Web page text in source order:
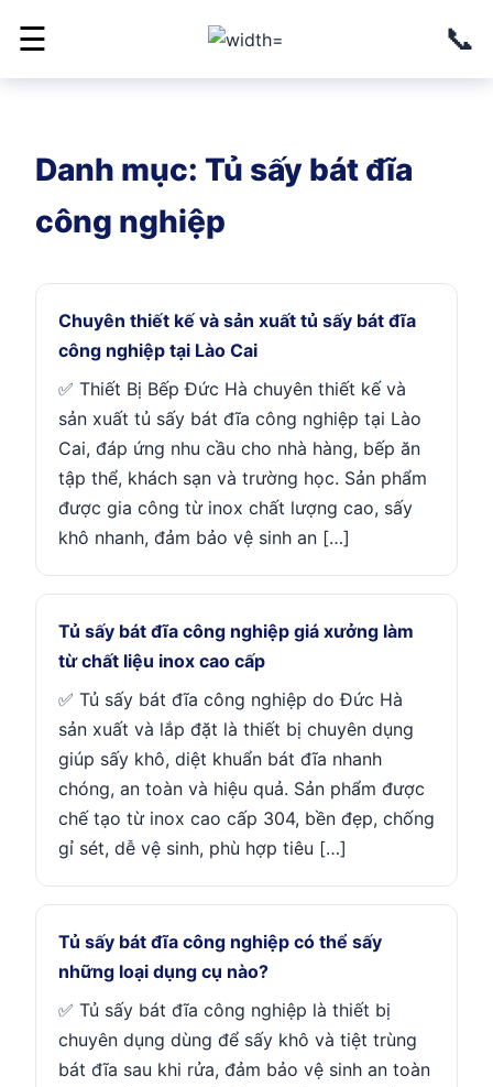
☰ 📞
Danh mục: Tủ sấy bát đĩa
công nghiệp
Chuyên thiết kế và sản xuất tủ sấy bát đĩa
công nghiệp tại Lào Cai
✅ Thiết Bị Bếp Đức Hà chuyên thiết kế và
sản xuất tủ sấy bát đĩa công nghiệp tại Lào
Cai, đáp ứng nhu cầu cho nhà hàng, bếp ăn
tập thể, khách sạn và trường học. Sản phẩm
được gia công từ inox chất lượng cao, sấy
khô nhanh, đảm bảo vệ sinh an […]
Tủ sấy bát đĩa công nghiệp giá xưởng làm
từ chất liệu inox cao cấp
✅ Tủ sấy bát đĩa công nghiệp do Đức Hà
sản xuất và lắp đặt là thiết bị chuyên dụng
giúp sấy khô, diệt khuẩn bát đĩa nhanh
chóng, an toàn và hiệu quả. Sản phẩm được
chế tạo từ inox cao cấp 304, bền đẹp, chống
gỉ sét, dễ vệ sinh, phù hợp tiêu […]
Tủ sấy bát đĩa công nghiệp có thể sấy
những loại dụng cụ nào?
✅ Tủ sấy bát đĩa công nghiệp là thiết bị
chuyên dụng dùng để sấy khô và tiệt trùng
bát đĩa sau khi rửa, đảm bảo vệ sinh an toàn